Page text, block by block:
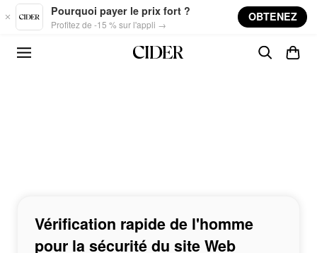
Skip to main content
Pourquoi payer le prix fort ?
Profitez de -15 % sur l'appli →
OBTENEZ
Vérification rapide de l'homme
pour la sécurité du site Web